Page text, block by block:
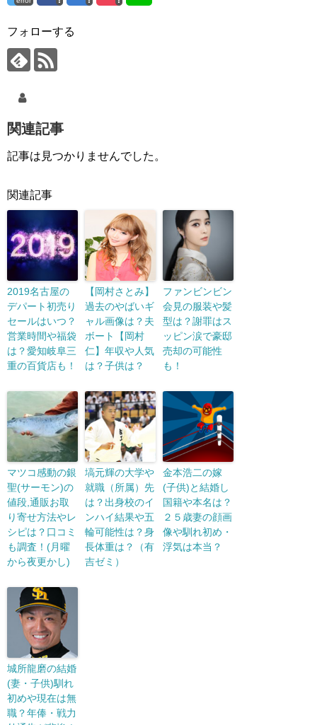
フォローする
関連記事
記事は見つかりませんでした。
関連記事
2019名古屋の
デパート初売り
セールはいつ？
営業時間や福袋
は？愛知岐阜三
重の百貨店も！
【岡村さとみ】
過去のやばいギ
ャル画像は？夫
ボート【岡村
仁】年収や人気
は？子供は？
ファンビンビン
会見の服装や髪
型は？謝罪はス
ッピン涙で豪邸
売却の可能性
も！
マツコ感動の銀
聖(サーモン)の
値段,通販お取
り寄せ方法やレ
シピは？口コミ
も調査！(月曜
から夜更かし)
塙元輝の大学や
就職（所属）先
は？出身校のイ
ンハイ結果や五
輪可能性は？身
長体重は？（有
吉ゼミ）
金本浩二の嫁
(子供)と結婚し
国籍や本名は？
２５歳妻の顔画
像や馴れ初め・
浮気は本当？
城所龍磨の結婚
(妻・子供)馴れ
初めや現在は無
職？年俸・戦力